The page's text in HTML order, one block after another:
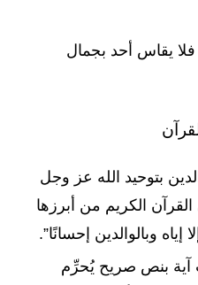
فلا يقاس أحد بجمال
بتوحيد الله عز وجل
الكريم من أبرزها
إياه وبالوالدين إحسانًا”.
آية بنص صريح يُحرِّم